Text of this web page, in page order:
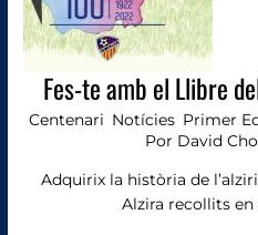
Fes-te amb el Llibre
Centenari Notícies Primer
Por David
Adquirix la història de
Alzira recollits en